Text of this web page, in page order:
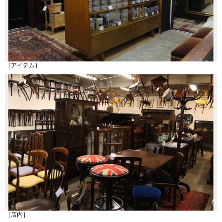
［アイテム］
［店内］